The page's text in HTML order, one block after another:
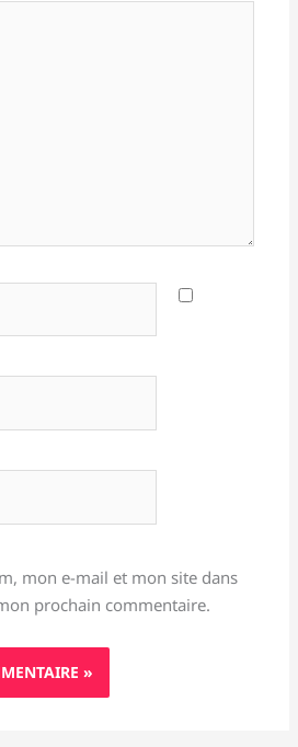
mon e-mail et mon site dans
prochain commentaire.